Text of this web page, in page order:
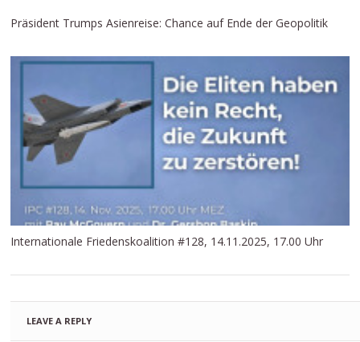
Präsident Trumps Asienreise: Chance auf Ende der Geopolitik
Internationale Friedenskoalition #128, 14.11.2025, 17.00 Uhr
LEAVE A REPLY